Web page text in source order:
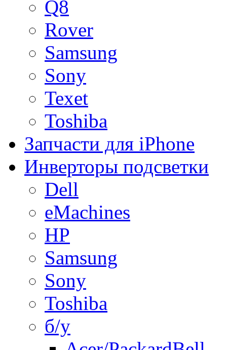
Q8
Rover
Samsung
Sony
Texet
Toshiba
Запчасти для iPhone
Инверторы подсветки
Dell
eMachines
HP
Samsung
Sony
Toshiba
б/у